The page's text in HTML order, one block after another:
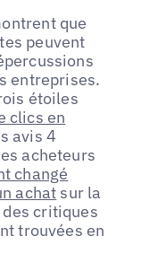
que
peuvent
entreprises.
étoiles
clics en
avis 4
acheteurs
changé
achat sur la
critiques
trouvées en